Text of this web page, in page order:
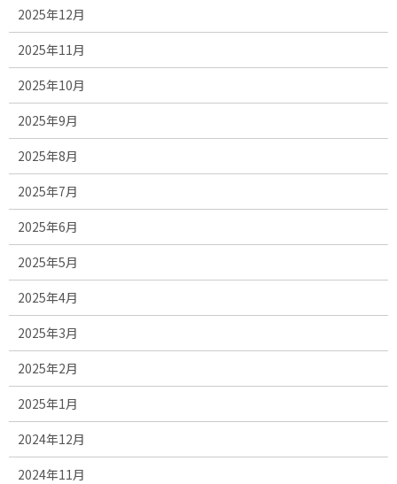
2025年12月
2025年11月
2025年10月
2025年9月
2025年8月
2025年7月
2025年6月
2025年5月
2025年4月
2025年3月
2025年2月
2025年1月
2024年12月
2024年11月